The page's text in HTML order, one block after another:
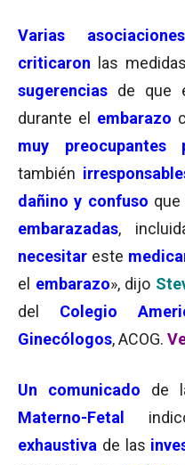
Varias
criticaron
las
sugerencias de que
durante el embarazo
muy
también
dañino y confuso
embarazadas,
necesitar este
el embarazo», dijo
del Colegio
Ginecólogos, ACOG.
Un comunicado de
Materno-Fetal
exhaustiva de las